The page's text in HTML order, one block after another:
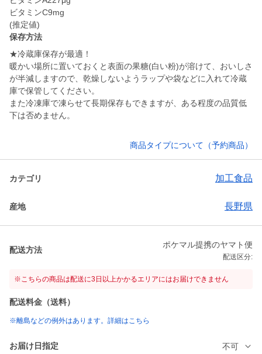
ビタミンC9mg
保存方法
★冷蔵庫保存が最適！
暖かい場所に置いておくと表面の果糖(白い粉)が溶けて、おいしさ
が半減しますので、乾燥しないようラップや袋などに入れて冷蔵
庫で保管してください。
また冷凍庫で凍らせて長期保存もできますが、ある程度の品質低
下は否めません。
商品タイプについて（予約商品）
カテゴリ 加工食品
産地 長野県
配送方法
ポケマル提携のヤマト便
配送区分:
※こちらの商品は配送に3日以上かかるエリアにはお届けできません
配送料金（送料）
※離島などの例外はあります。詳細はこちら
お届け日指定 不可